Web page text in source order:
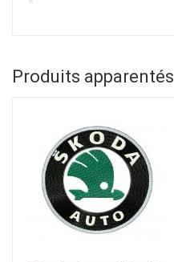
Produits apparentés